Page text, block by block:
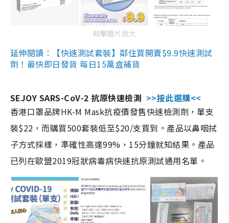
點擊圖片放大
延伸閱讀：【快速測試套裝】鄰住買開賣$9.9快速測試
劑！最快即日發貨 每日15萬盒補貨
SEJOY SARS-CoV-2 抗原快速檢測 >>按此選購<<
香港口罩品牌HK-M Mask抗疫價發售快速檢測劑，單支
裝$22，而購買500套裝低至$20/支買到。產品以鼻咽拭
子方式採樣，準確性高達99%，15分鐘就知結果。產品
已列在歐盟2019冠狀病毒病快速抗原測試通用名單。